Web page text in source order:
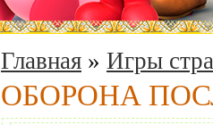
Главная » Игры
ОБОРОНА